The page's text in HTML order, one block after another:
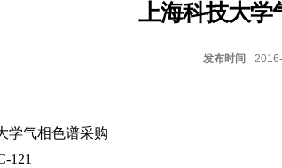
上海科技大学
发布时间
学气相色谱采购
121